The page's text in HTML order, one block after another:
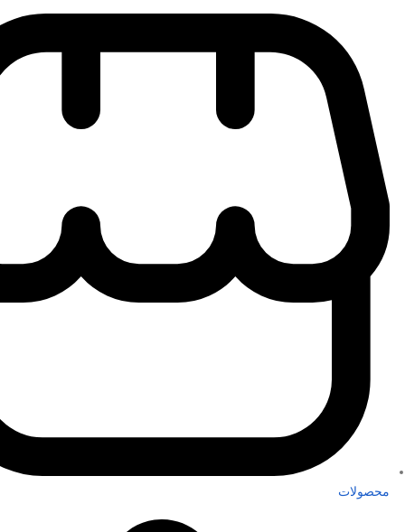
محصولات